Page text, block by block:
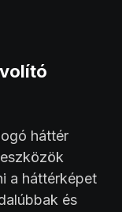
háttér
a háttérképet
és